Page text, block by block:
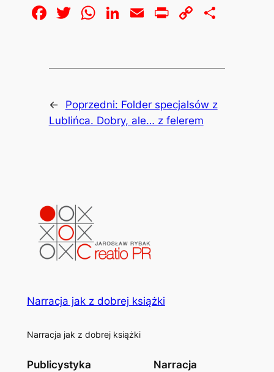
Facebook
Twitter
WhatsApp
LinkedIn
EmailPrintCopy
← Poprzedni: Folder specjalsów z
Lublińca. Dobry, ale… z felerem
Narracja jak z dobrej książki
Narracja jak z dobrej książki
Publicystyka Narracja